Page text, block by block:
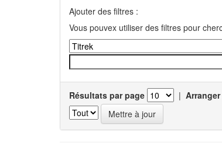
Ajouter des filtres :
Vous pouvex utiliser des filtres pour
Résultats par page |